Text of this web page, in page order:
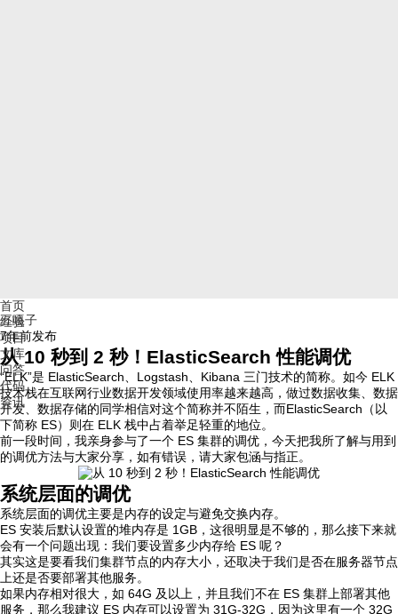
首页
经验
项目
文库
问答
代码
资讯
五嘎子
7年前发布
从 10 秒到 2 秒！ElasticSearch 性能调优
“ELK”是 ElasticSearch、Logstash、Kibana 三门技术的简称。如今 ELK
技术栈在互联网行业数据开发领域使用率越来越高，做过数据收集、数据
开发、数据存储的同学相信对这个简称并不陌生，而ElasticSearch（以
下简称 ES）则在 ELK 栈中占着举足轻重的地位。
前一段时间，我亲身参与了一个 ES 集群的调优，今天把我所了解与用到
的调优方法与大家分享，如有错误，请大家包涵与指正。
系统层面的调优
系统层面的调优主要是内存的设定与避免交换内存。
ES 安装后默认设置的堆内存是 1GB，这很明显是不够的，那么接下来就
会有一个问题出现：我们要设置多少内存给 ES 呢？
其实这是要看我们集群节点的内存大小，还取决于我们是否在服务器节点
上还是否要部署其他服务。
如果内存相对很大，如 64G 及以上，并且我们不在 ES 集群上部署其他
服务，那么我建议 ES 内存可以设置为 31G-32G，因为这里有一个 32G